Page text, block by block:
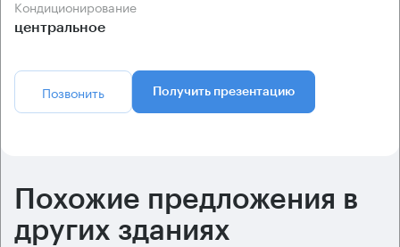
Кондиционирование
центральное
Позвонить Получить презентацию
Похожие предложения в
других зданиях